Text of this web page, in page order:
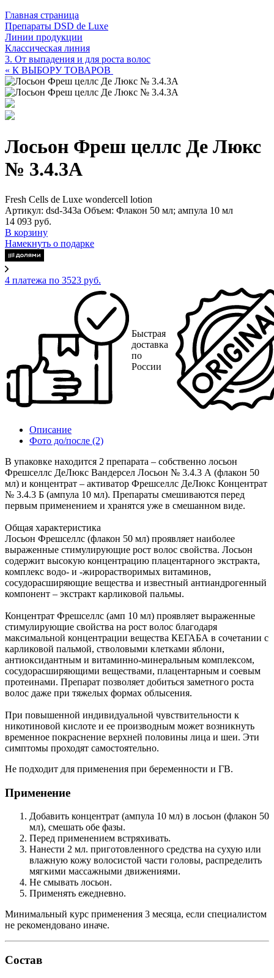
Главная страница
Препараты DSD de Luxe
Линии продукции
Классическая линия
3. От выпадения и для роста волос
« К ВЫБОРУ ТОВАРОВ
Лосьон Фреш целлс Де Люкс
№ 3.4.3А
Fresh Cells de Luxe wondercell lotion
Артикул: dsd-343a Объем: Флакон 50 мл; ампула 10 мл
14 093 руб.
В корзину
Намекнуть о подарке
4 платежа по 3523 руб.
Быстрая
доставка
по
России
Описание
Фото до/после (2)
В упаковке находится 2 препарата – собственно лосьон
Фрешселлс ДеЛюкс Вандерсел Лосьон № 3.4.3 А (флакон 50
мл) и концентрат – активатор Фрешселлс ДеЛюкс Концентрат
№ 3.4.3 Б (ампула 10 мл). Препараты смешиваются перед
первым применением и хранятся уже в смешанном виде.
Общая характеристика
Лосьон Фрешселлс (флакон 50 мл) проявляет наиболее
выраженные стимулирующие рост волос свойства. Лосьон
содержит высокую концентрацию плацентарного экстракта,
комплекс водо- и -жирорастворимых витаминов,
сосудорасширяющие вещества и известный антиандрогенный
компонент – экстракт карликовой пальмы.
Концентрат Фрешселлс (амп 10 мл) проявляет выраженные
стимулирующие свойства на рост волос благодаря
максимальной концентрации вещества КЕГАБА в сочетании с
карликовой пальмой, стволовыми клетками яблони,
антиоксидантным и витаминно-минеральным комплексом,
сосудорасширяющими веществами, плацентарным и соевым
протеинами. Препарат позволяет добиться заметного роста
волос даже при тяжелых формах облысения.
При повышенной индивидуальной чувствительности к
никотиновой кислоте и ее производным может возникнуть
временное покраснение верхней половины лица и шеи. Эти
симптомы проходят самостоятельно.
Не подходит для применения при беременности и ГВ.
Применение
Добавить концентрат (ампула 10 мл) в лосьон (флакон 50
мл), смешать обе фазы.
Перед применением встряхивать.
Нанести 2 мл. приготовленного средства на сухую или
влажную кожу волосистой части головы, распределить
мягкими массажными движениями.
Не смывать лосьон.
Применять ежедневно.
Минимальный курс применения 3 месяца, если специалистом
не рекомендовано иначе.
Состав